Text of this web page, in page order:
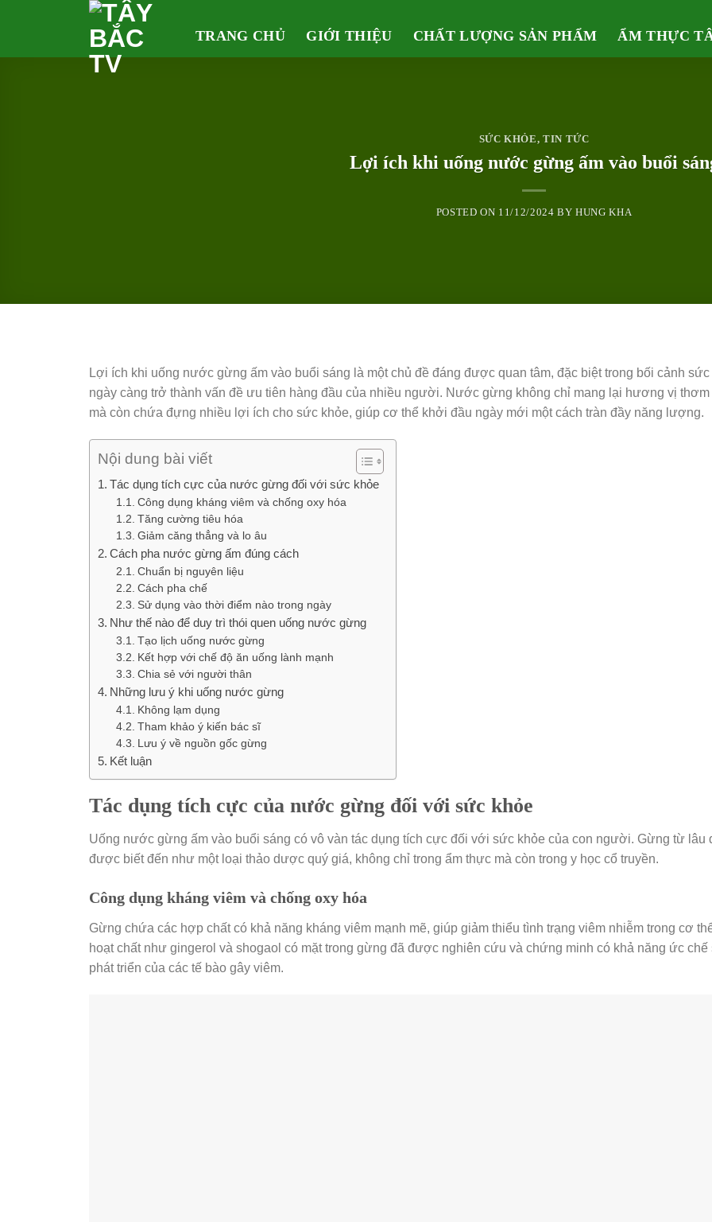
TRANG CHỦ GIỚI THIỆU CHẤT LƯỢNG SẢN PHẨM ẨM THỰC
SỨC KHỎE, TIN TỨC
Lợi ích khi uống nước gừng ấm vào buổi
POSTED ON 11/12/2024 BYHUNG KHA
Lợi ích khi uống nước gừng ấm vào buổi sáng là một chủ đề đáng được quan tâm, đặc biệt trong bối cảnh sức
ngày càng trở thành vấn đề ưu tiên hàng đầu của nhiều người. Nước gừng không chỉ mang lại hương vị thơm
mà còn chứa đựng nhiều lợi ích cho sức khỏe, giúp cơ thể khởi đầu ngày mới một cách tràn đầy năng lượng.
Nội dung bài viết
Tác dụng tích cực của nước gừng đối với sức khỏe
Công dụng kháng viêm và chống oxy hóa
Tăng cường tiêu hóa
Giảm căng thẳng và lo âu
Cách pha nước gừng ấm đúng cách
Chuẩn bị nguyên liệu
Cách pha chế
Sử dụng vào thời điểm nào trong ngày
Như thế nào để duy trì thói quen uống nước gừng
Tạo lịch uống nước gừng
Kết hợp với chế độ ăn uống lành mạnh
Chia sẻ với người thân
Những lưu ý khi uống nước gừng
Không lạm dụng
Tham khảo ý kiến bác sĩ
Lưu ý về nguồn gốc gừng
Kết luận
Tác dụng tích cực của nước gừng đối với sức khỏe
Uống nước gừng ấm vào buổi sáng có vô vàn tác dụng tích cực đối với sức khỏe của con người. Gừng từ lâu
được biết đến như một loại thảo dược quý giá, không chỉ trong ẩm thực mà còn trong y học cổ truyền.
Công dụng kháng viêm và chống oxy hóa
Gừng chứa các hợp chất có khả năng kháng viêm mạnh mẽ, giúp giảm thiểu tình trạng viêm nhiễm trong cơ
hoạt chất như gingerol và shogaol có mặt trong gừng đã được nghiên cứu và chứng minh có khả năng ức chế
phát triển của các tế bào gây viêm.